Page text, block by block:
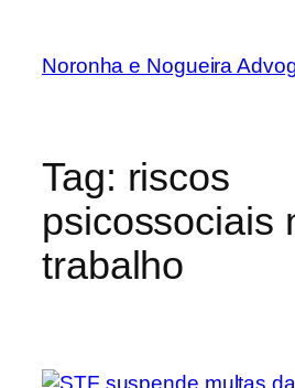
Noronha e Nogueira
Tag: riscos
psicossociais
trabalho